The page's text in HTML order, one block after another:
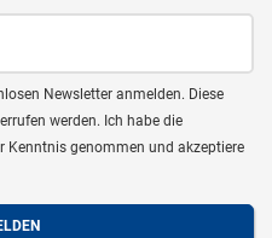
Newsletter anmelden. Diese
werden. Ich habe die
Kenntnis genommen und akzeptiere